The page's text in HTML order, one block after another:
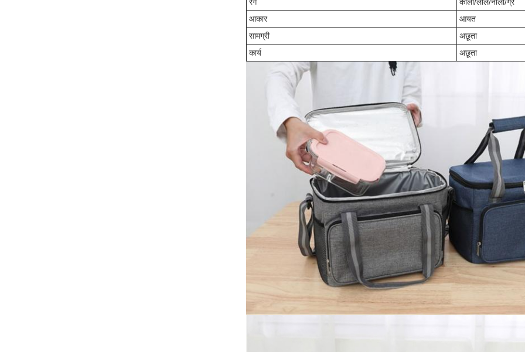
आकार
आयत
सामग्री
अछूता
कार्य
अछूता